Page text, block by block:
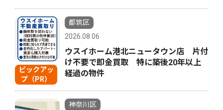
ピックアッ
プ（PR）
都筑区
2026.08.06
ウスイホーム港北ニュータウン店 片付
け不要で即金買取 特に築後20年以上
経過の物件
神奈川区